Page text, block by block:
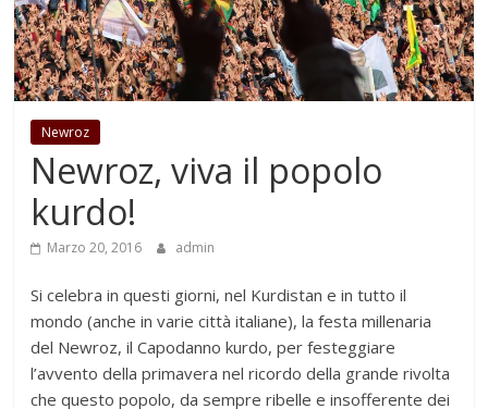
Newroz
Newroz, viva il popolo
kurdo!
Marzo 20, 2016 admin
Si celebra in questi giorni, nel Kurdistan e in tutto il
mondo (anche in varie città italiane), la festa millenaria
del Newroz, il Capodanno kurdo, per festeggiare
l’avvento della primavera nel ricordo della grande rivolta
che questo popolo, da sempre ribelle e insofferente dei